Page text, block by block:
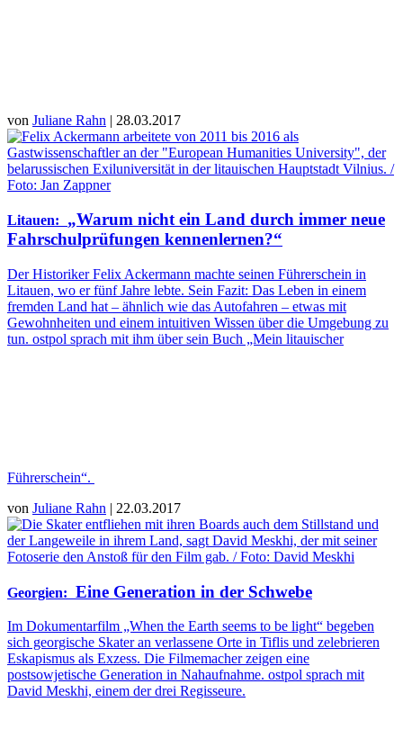
von Juliane Rahn | 28.03.2017
Litauen:
„Warum nicht ein Land durch immer neue
Fahrschulprüfungen kennenlernen?“
Der Historiker Felix Ackermann machte seinen Führerschein in
Litauen, wo er fünf Jahre lebte. Sein Fazit: Das Leben in einem
fremden Land hat – ähnlich wie das Autofahren – etwas mit
Gewohnheiten und einem intuitiven Wissen über die Umgebung zu
tun. ostpol sprach mit ihm über sein Buch „Mein litauischer
Führerschein“.
von Juliane Rahn | 22.03.2017
Georgien: Eine Generation in der Schwebe
Im Dokumentarfilm „When the Earth seems to be light“ begeben
sich georgische Skater an verlassene Orte in Tiflis und zelebrieren
Eskapismus als Exzess. Die Filmemacher zeigen eine
postsowjetische Generation in Nahaufnahme. ostpol sprach mit
David Meskhi, einem der drei Regisseure.